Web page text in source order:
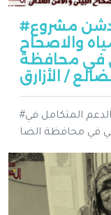
#منظمة_صناع_النهضة تدشن مشروع
والاصحاح
في محافظة
/ الأزارق
#منظمة_صناع_النهضة تدشن مشروع الدعم المتكامل في